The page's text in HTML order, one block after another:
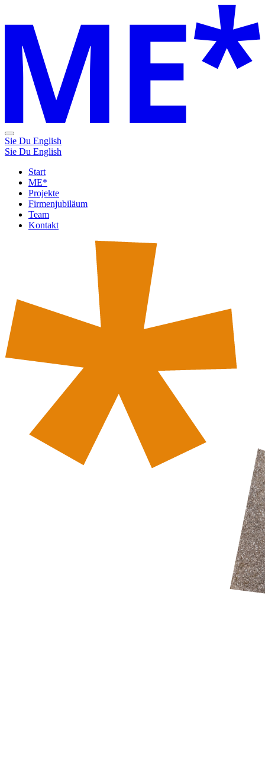
Sie Du English
Sie Du English
Start
ME*
Projekte
Firmenjubiläum
Team
Kontakt